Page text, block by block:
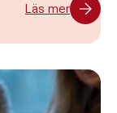
Läs mer